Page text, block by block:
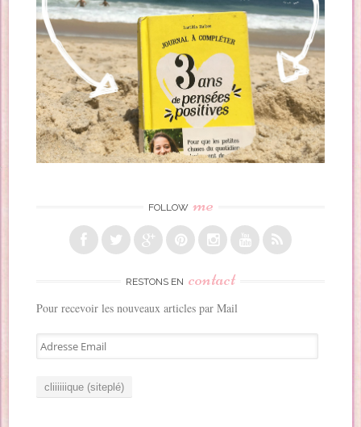
FOLLOW me
RESTONS EN contact
Pour recevoir les nouveaux articles par Mail
A
d